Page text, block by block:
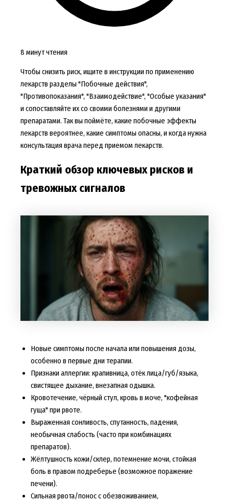
8 минут чтения
Чтобы снизить риск, ищите в инструкции по применению
лекарств разделы "Побочные действия",
"Противопоказания", "Взаимодействие", "Особые указания"
и сопоставляйте их со своими болезнями и другими
препаратами. Так вы поймёте, какие побочные эффекты
лекарств вероятнее, какие симптомы опасны, и когда нужна
консультация врача перед приемом лекарств.
Краткий обзор ключевых рисков и
тревожных сигналов
Новые симптомы после начала или повышения дозы,
особенно в первые дни терапии.
Признаки аллергии: крапивница, отёк лица/губ/языка,
свистящее дыхание, внезапная одышка.
Кровотечение, чёрный стул, кровь в моче, "кофейная
гуща" при рвоте.
Выраженная сонливость, спутанность, падения,
необычная слабость (часто при комбинациях
препаратов).
Жёлтушность кожи/склер, потемнение мочи, стойкая
боль в правом подреберье (возможное поражение
печени).
Сильная рвота/понос с обезвоживанием,